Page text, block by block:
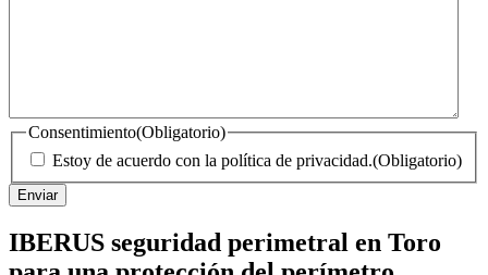
Consentimiento(Obligatorio)
Estoy de acuerdo con la política de privacidad.(Obligatorio)
IBERUS seguridad perimetral en Toro